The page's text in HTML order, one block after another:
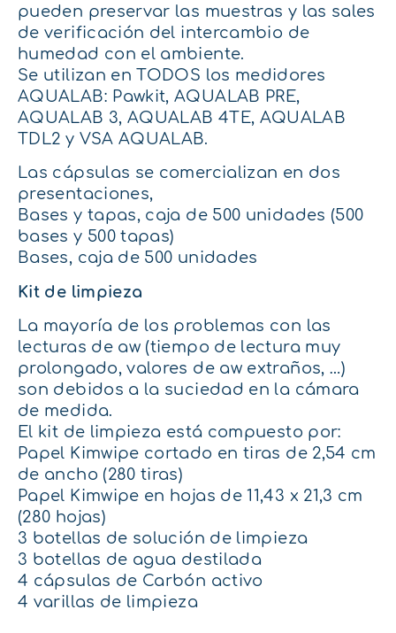
pueden preservar las muestras y las sales
de verificación del intercambio de
humedad con el ambiente.
Se utilizan en TODOS los medidores
AQUALAB: Pawkit, AQUALAB PRE,
AQUALAB 3, AQUALAB 4TE, AQUALAB
TDL2 y VSA AQUALAB.
Las cápsulas se comercializan en dos
presentaciones,
Bases y tapas, caja de 500 unidades (500
bases y 500 tapas)
Bases, caja de 500 unidades
Kit de limpieza
La mayoría de los problemas con las
lecturas de aw (tiempo de lectura muy
prolongado, valores de aw extraños, …)
son debidos a la suciedad en la cámara
de medida.
El kit de limpieza está compuesto por:
Papel Kimwipe cortado en tiras de 2,54 cm
de ancho (280 tiras)
Papel Kimwipe en hojas de 11,43 x 21,3 cm
(280 hojas)
3 botellas de solución de limpieza
3 botellas de agua destilada
4 cápsulas de Carbón activo
4 varillas de limpieza